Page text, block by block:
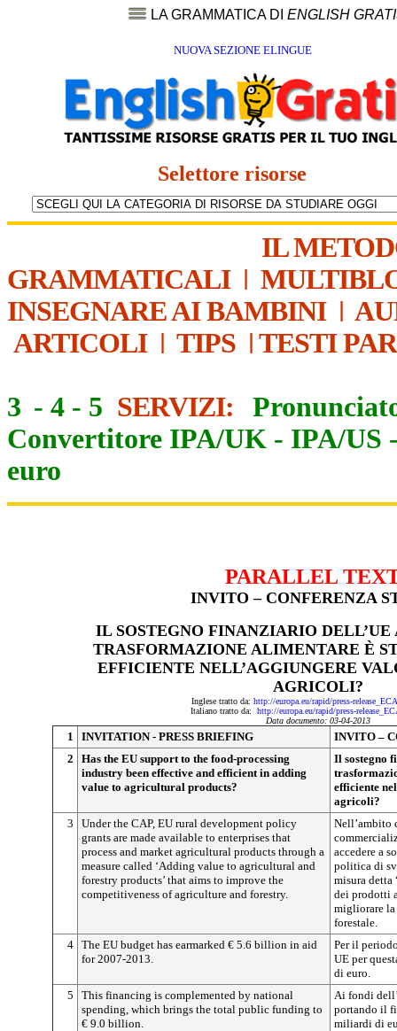
LA GRAMMATICA DI ENGLISH
NUOVA SEZIONE ELINGUE
Selettore risorse
IL
GRAMMATICALI|
INSEGNARE AI BAMBINI|
ARTICOLI| TIPS | TESTI
3 - 4 - 5 SERVIZI:
Convertitore IPA/UK - IPA/US
euro
PARALLEL
INVITO – CONFERENZA
IL SOSTEGNO FINANZIARIO DELL’UE
TRASFORMAZIONE ALIMENTARE È
EFFICIENTE NELL’AGGIUNGERE
AGRICOLI?
Inglese tratto da: http://europa.eu/rapid/press-
Italiano tratto da: http://europa.eu/rapid/press-
Data documento: 03-04-2013
1 INVITATION - PRESS BRIEFING
INVITO –
2
Has the EU support to the food-processing
industry been effective and efficient in adding
value to agricultural products?
Il sostegno
efficiente
agricoli?
3
Under the CAP, EU rural development policy
grants are made available to enterprises that
process and market agricultural products through a
measure called ‘Adding value to agricultural and
forestry products’ that aims to improve the
competitiveness of agriculture and forestry.
Nell’ambito
accedere a
politica di
misura detta
dei prodotti
migliorare
forestale.
4 The EU budget has earmarked € 5.6 billion in aid
for 2007-2013.
Per il
UE per
di euro.
5
This financing is complemented by national
spending, which brings the total public funding to
€ 9.0 billion.
Ai fondi
portando il
miliardi di